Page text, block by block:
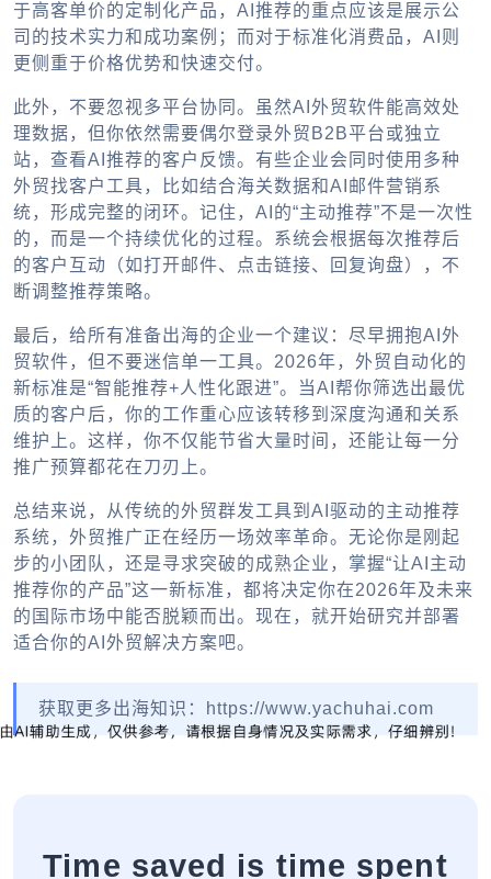
于高客单价的定制化产品，AI推荐的重点应该是展示公
司的技术实力和成功案例；而对于标准化消费品，AI则
更侧重于价格优势和快速交付。
此外，不要忽视多平台协同。虽然AI外贸软件能高效处
理数据，但你依然需要偶尔登录外贸B2B平台或独立
站，查看AI推荐的客户反馈。有些企业会同时使用多种
外贸找客户工具，比如结合海关数据和AI邮件营销系
统，形成完整的闭环。记住，AI的“主动推荐”不是一次性
的，而是一个持续优化的过程。系统会根据每次推荐后
的客户互动（如打开邮件、点击链接、回复询盘），不
断调整推荐策略。
最后，给所有准备出海的企业一个建议：尽早拥抱AI外
贸软件，但不要迷信单一工具。2026年，外贸自动化的
新标准是“智能推荐+人性化跟进”。当AI帮你筛选出最优
质的客户后，你的工作重心应该转移到深度沟通和关系
维护上。这样，你不仅能节省大量时间，还能让每一分
推广预算都花在刀刃上。
总结来说，从传统的外贸群发工具到AI驱动的主动推荐
系统，外贸推广正在经历一场效率革命。无论你是刚起
步的小团队，还是寻求突破的成熟企业，掌握“让AI主动
推荐你的产品”这一新标准，都将决定你在2026年及未来
的国际市场中能否脱颖而出。现在，就开始研究并部署
适合你的AI外贸解决方案吧。
获取更多出海知识：https://www.yachuhai.com
Time saved is time spent